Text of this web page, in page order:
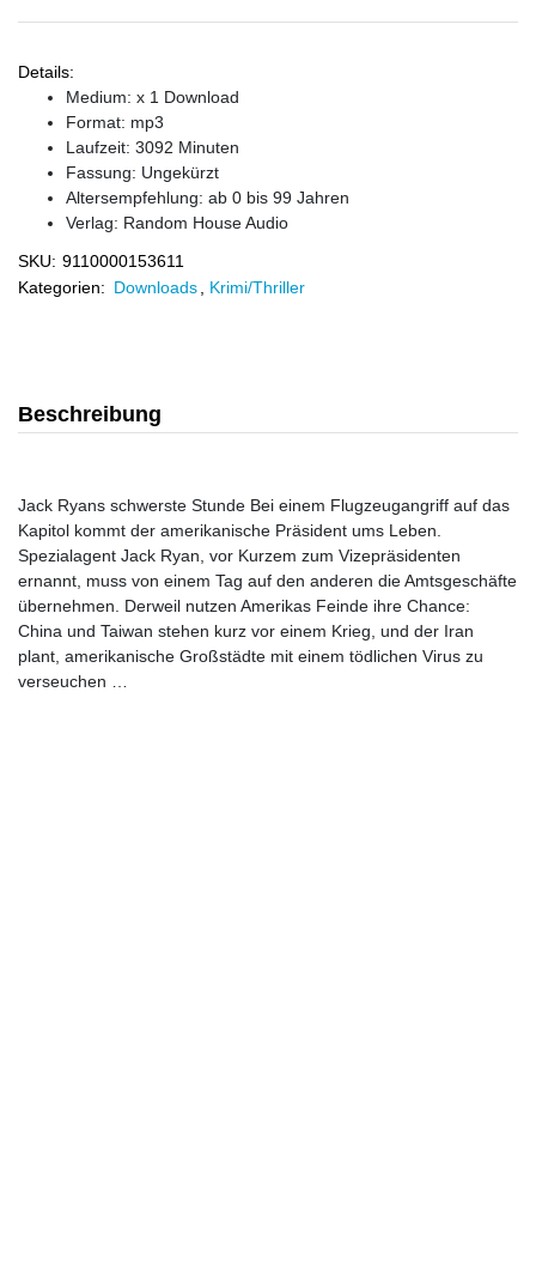
Details:
Medium: x 1 Download
Format: mp3
Laufzeit: 3092 Minuten
Fassung: Ungekürzt
Altersempfehlung: ab 0 bis 99 Jahren
Verlag: Random House Audio
SKU: 9110000153611
Kategorien: Downloads Krimi/Thriller
Beschreibung
Jack Ryans schwerste Stunde Bei einem Flugzeugangriff auf das
Kapitol kommt der amerikanische Präsident ums Leben.
Spezialagent Jack Ryan, vor Kurzem zum Vizepräsidenten
ernannt, muss von einem Tag auf den anderen die Amtsgeschäfte
übernehmen. Derweil nutzen Amerikas Feinde ihre Chance:
China und Taiwan stehen kurz vor einem Krieg, und der Iran
plant, amerikanische Großstädte mit einem tödlichen Virus zu
verseuchen …